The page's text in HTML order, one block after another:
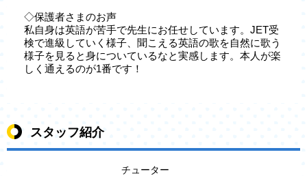
◇保護者さまのお声
私自身は英語が苦手で先生にお任せしています。JET受
検で進級していく様子、聞こえる英語の歌を自然に歌う
様子を見ると身についているなと実感します。本人が楽
しく通えるのが1番です！
スタッフ紹介
チューター